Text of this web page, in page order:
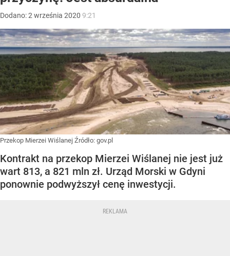
Dodano:2 września 2020 9:21
Przekop Mierzei Wiślanej Źródło: gov.pl
Kontrakt na przekop Mierzei Wiślanej nie jest już
wart 813, a 821 mln zł. Urząd Morski w Gdyni
ponownie podwyższył cenę inwestycji.